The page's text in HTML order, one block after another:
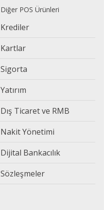
Diğer POS Ürünleri
Krediler
Kartlar
Sigorta
Yatırım
Dış Ticaret ve RMB
Nakit Yönetimi
Dijital Bankacılık
Sözleşmeler